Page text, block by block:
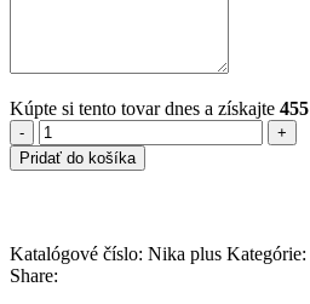
Kúpte si tento tovar dnes a získajte 455
množstvo
Nika
Pridať do košíka
Katalógové číslo: Nika plus Kategórie:
Share: